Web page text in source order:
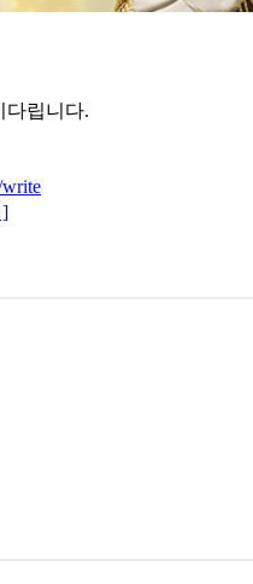
다립니다.
write